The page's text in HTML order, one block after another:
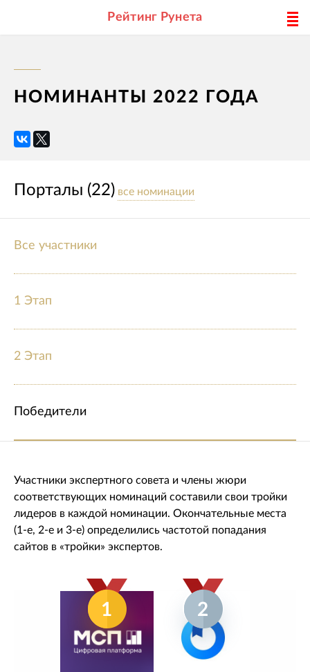
Рейтинг Рунета
НОМИНАНТЫ 2022 ГОДА
Порталы (22) все номинации
Все участники
1 Этап
2 Этап
Победители
Участники экспертного совета и члены жюри
соответствующих номинаций составили свои тройки
лидеров в каждой номинации. Окончательные места
(1-е, 2-е и 3-е) определились частотой попадания
сайтов в «тройки» экспертов.
1 2